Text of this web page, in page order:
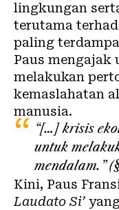
lingkungan
terutama
paling
Paus
melakukan
kemaslahatan
manusia.
“[…] krisis
untuk
mendalam. ” (
Kini, Paus
Laudato Si’